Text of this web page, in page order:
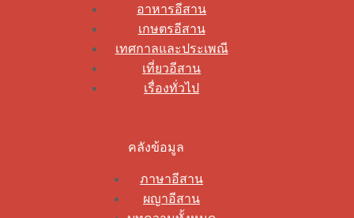
อาหารอีสาน
เกษตรอีสาน
เทศกาลและประเพณี
เที่ยวอีสาน
เรื่องทั่วไป
คลังข้อมูล
ภาษาอีสาน
ผญาอีสาน